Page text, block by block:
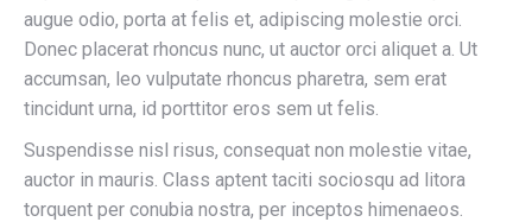
augue odio, porta at felis et, adipiscing molestie orci.
Donec placerat rhoncus nunc, ut auctor orci aliquet a. Ut
accumsan, leo vulputate rhoncus pharetra, sem erat
tincidunt urna, id porttitor eros sem ut felis.
Suspendisse nisl risus, consequat non molestie vitae,
auctor in mauris. Class aptent taciti sociosqu ad litora
torquent per conubia nostra, per inceptos himenaeos.